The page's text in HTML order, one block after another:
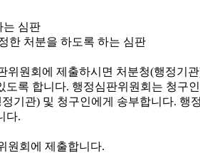
는 심판
한 처분을 하도록 하는 심판
원회에 제출합니다.